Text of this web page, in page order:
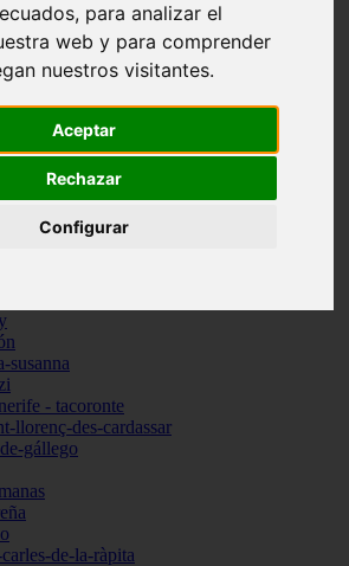
para analizar el
web y para comprender
nuestros visitantes.
Aceptar
Rechazar
Configurar
de-iguña
de-lillet
susanna
- tacoronte
llorenç-des-cardassar
gállego
de-la-ràpita